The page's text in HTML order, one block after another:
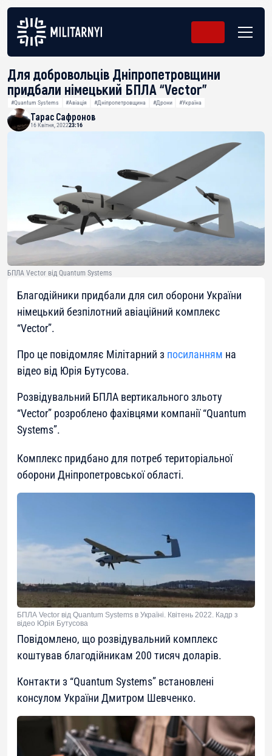
Для добровольців Дніпропетровщини
придбали німецький БПЛА “Vector”
#Quantum Systems #Авіація #Дніпропетровщина #Дрони #Україна
Тарас Сафронов
16 Квітня, 202223:16
БПЛА Vector від Quantum Systems
Благодійники придбали для сил оборони України
німецький безпілотний авіаційний комплекс
“Vector”.
Про це повідомляє Мілітарний з посиланням на
відео від Юрія Бутусова.
Розвідувальний БПЛА вертикального зльоту
“Vector” розроблено фахівцями компанії “Quantum
Systems”.
Комплекс придбано для потреб територіальної
оборони Дніпропетровської області.
БПЛА Vector від Quantum Systems в Україні. Квітень 2022. Кадр з
відео Юрія Бутусова
Повідомлено, що розвідувальний комплекс
коштував благодійникам 200 тисяч доларів.
Контакти з “Quantum Systems” встановлені
консулом України Дмитром Шевченко.